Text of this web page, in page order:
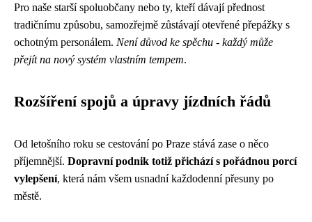
Pro naše starší spoluobčany nebo ty, kteří dávají přednost
tradičnímu způsobu, samozřejmě zůstávají otevřené přepážky s
ochotným personálem. Není důvod ke spěchu - každý může
přejít na nový systém vlastním tempem.
Rozšíření spojů a úpravy jízdních řádů
Od letošního roku se cestování po Praze stává zase o něco
příjemnější. Dopravní podnik totiž přichází s pořádnou porcí
vylepšení, která nám všem usnadní každodenní přesuny po
městě.